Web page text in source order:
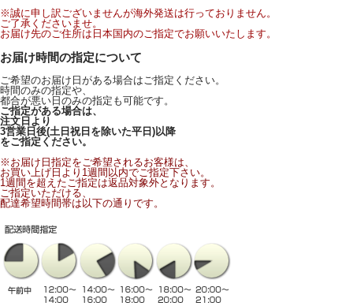
※誠に申し訳ございませんが海外発送は行っておりません。
ご了承くださいませ。
お届け先のご住所は日本国内のご指定でお願いいたします。
お届け時間の指定について
ご希望のお届け日がある場合はご指定ください。
時間のみの指定や、
都合が悪い日のみの指定も可能です。
ご指定がある場合は、
注文日より
3営業日後(土日祝日を除いた平日)以降
をご指定ください。
※お届け日指定をご希望されるお客様は、
お買い上げ日より1週間以内でご指定下さい。
1週間を超えたご指定は返品対象外となります。
ご指定いただける、
配達希望時間帯は以下の通りです。